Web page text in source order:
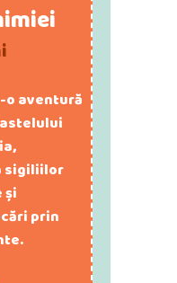
o aventură
sigiliilor
și
prin